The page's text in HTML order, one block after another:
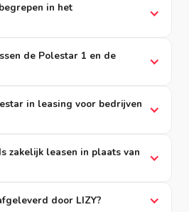
in het
de Polestar 1 en de
in leasing voor bedrijven
zakelijk leasen in plaats van
door LIZY?